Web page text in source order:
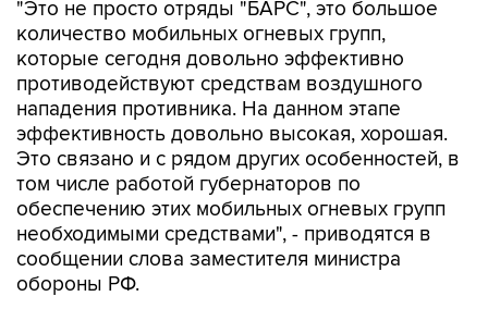
которые сегодня довольно эффективно
противодействуют средствам воздушного
нападения противника. На данном этапе
эффективность довольно высокая, хорошая.
Это связано и с рядом других особенностей, в
том числе работой губернаторов по
обеспечению этих мобильных огневых групп
необходимыми средствами", - приводятся в
сообщении слова заместителя министра
обороны РФ.
Евкуров вручил губернатору почетную грамоту